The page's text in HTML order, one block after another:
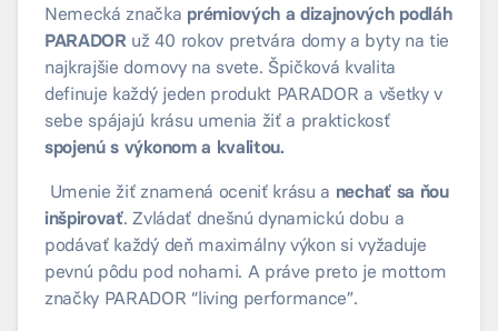
Nemecká značka prémiových a dizajnových podláh
PARADOR už 40 rokov pretvára domy a byty na tie
najkrajšie domovy na svete. Špičková kvalita
definuje každý jeden produkt PARADOR a všetky v
sebe spájajú krásu umenia žiť a praktickosť
spojenú s výkonom a kvalitou.
Umenie žiť znamená oceniť krásu a nechať sa ňou
inšpirovať. Zvládať dnešnú dynamickú dobu a
podávať každý deň maximálny výkon si vyžaduje
pevnú pôdu pod nohami. A práve preto je mottom
značky PARADOR “living performance”.